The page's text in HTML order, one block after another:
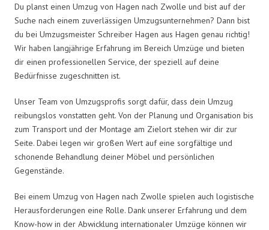
Du planst einen Umzug von Hagen nach Zwolle und bist auf der
Suche nach einem zuverlässigen Umzugsunternehmen? Dann bist
du bei Umzugsmeister Schreiber Hagen aus Hagen genau richtig!
Wir haben langjährige Erfahrung im Bereich Umzüge und bieten
dir einen professionellen Service, der speziell auf deine
Bedürfnisse zugeschnitten ist.
Unser Team von Umzugsprofis sorgt dafür, dass dein Umzug
reibungslos vonstatten geht. Von der Planung und Organisation bis
zum Transport und der Montage am Zielort stehen wir dir zur
Seite. Dabei legen wir großen Wert auf eine sorgfältige und
schonende Behandlung deiner Möbel und persönlichen
Gegenstände.
Bei einem Umzug von Hagen nach Zwolle spielen auch logistische
Herausforderungen eine Rolle. Dank unserer Erfahrung und dem
Know-how in der Abwicklung internationaler Umzüge können wir